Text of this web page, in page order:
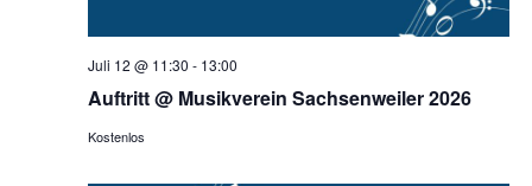
Auftritt @ Musikverein Sachsenweiler 2026
Juli 12 @ 11:30 - 13:00
Kostenlos